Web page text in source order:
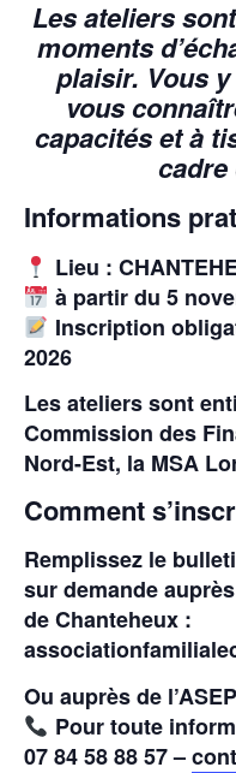
Les ateliers
moments
plaisir. Vous
vous
capacités et à
cadre
Informations
Lieu :
à partir du 5
Inscription
2026
Les ateliers sont
Commission des
Nord-Est, la MSA
Comment
Remplissez le
sur demande
de Chanteheux :
Ou auprès de
Pour toute
07 84 58 88 57 –